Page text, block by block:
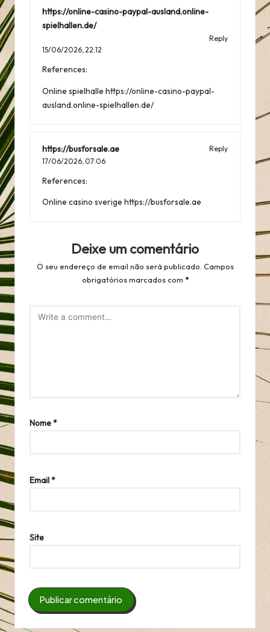
https://online-casino-paypal-ausland.online-
spielhallen.de/
Reply
15/06/2026,22:12
References:
Online spielhalle https://online-casino-paypal-
ausland.online-spielhallen.de/
https://busforsale.ae
Reply
17/06/2026, 07:06
References:
Online casino sverige https://busforsale.ae
Deixe um comentário
O seu endereço de email não será publicado. Campos
obrigatórios marcados com *
Nome*
Email*
Site